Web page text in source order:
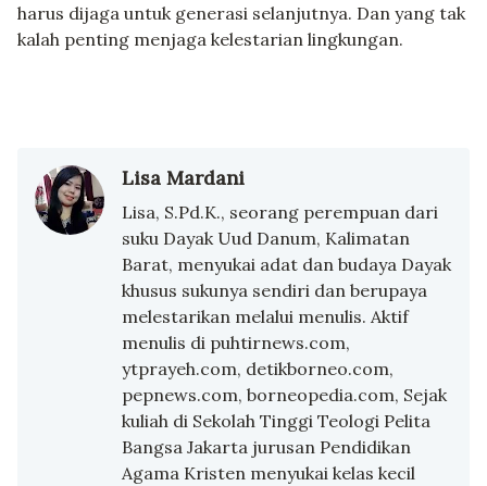
harus dijaga untuk generasi selanjutnya. Dan yang tak
kalah penting menjaga kelestarian lingkungan.
Lisa Mardani
Lisa, S.Pd.K., seorang perempuan dari
suku Dayak Uud Danum, Kalimatan
Barat, menyukai adat dan budaya Dayak
khusus sukunya sendiri dan berupaya
melestarikan melalui menulis. Aktif
menulis di puhtirnews.com,
ytprayeh.com, detikborneo.com,
pepnews.com, borneopedia.com, Sejak
kuliah di Sekolah Tinggi Teologi Pelita
Bangsa Jakarta jurusan Pendidikan
Agama Kristen menyukai kelas kecil